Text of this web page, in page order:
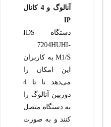
آنالوگ و 4 کانال
IP
دستگاه IDS-
7204HUHI-
M1/S به کاربران
این امکان را
می‌دهد تا تا 4
دوربین آنالوگ را
به دستگاه متصل
کنند و به صورت